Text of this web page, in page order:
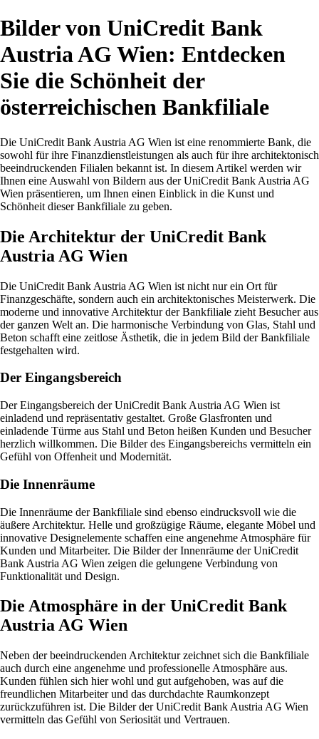
Bilder von UniCredit Bank
Austria AG Wien: Entdecken
Sie die Schönheit der
österreichischen Bankfiliale
Die UniCredit Bank Austria AG Wien ist eine renommierte Bank, die
sowohl für ihre Finanzdienstleistungen als auch für ihre architektonisch
beeindruckenden Filialen bekannt ist. In diesem Artikel werden wir
Ihnen eine Auswahl von Bildern aus der UniCredit Bank Austria AG
Wien präsentieren, um Ihnen einen Einblick in die Kunst und
Schönheit dieser Bankfiliale zu geben.
Die Architektur der UniCredit Bank
Austria AG Wien
Die UniCredit Bank Austria AG Wien ist nicht nur ein Ort für
Finanzgeschäfte, sondern auch ein architektonisches Meisterwerk. Die
moderne und innovative Architektur der Bankfiliale zieht Besucher aus
der ganzen Welt an. Die harmonische Verbindung von Glas, Stahl und
Beton schafft eine zeitlose Ästhetik, die in jedem Bild der Bankfiliale
festgehalten wird.
Der Eingangsbereich
Der Eingangsbereich der UniCredit Bank Austria AG Wien ist
einladend und repräsentativ gestaltet. Große Glasfronten und
einladende Türme aus Stahl und Beton heißen Kunden und Besucher
herzlich willkommen. Die Bilder des Eingangsbereichs vermitteln ein
Gefühl von Offenheit und Modernität.
Die Innenräume
Die Innenräume der Bankfiliale sind ebenso eindrucksvoll wie die
äußere Architektur. Helle und großzügige Räume, elegante Möbel und
innovative Designelemente schaffen eine angenehme Atmosphäre für
Kunden und Mitarbeiter. Die Bilder der Innenräume der UniCredit
Bank Austria AG Wien zeigen die gelungene Verbindung von
Funktionalität und Design.
Die Atmosphäre in der UniCredit Bank
Austria AG Wien
Neben der beeindruckenden Architektur zeichnet sich die Bankfiliale
auch durch eine angenehme und professionelle Atmosphäre aus.
Kunden fühlen sich hier wohl und gut aufgehoben, was auf die
freundlichen Mitarbeiter und das durchdachte Raumkonzept
zurückzuführen ist. Die Bilder der UniCredit Bank Austria AG Wien
vermitteln das Gefühl von Seriosität und Vertrauen.